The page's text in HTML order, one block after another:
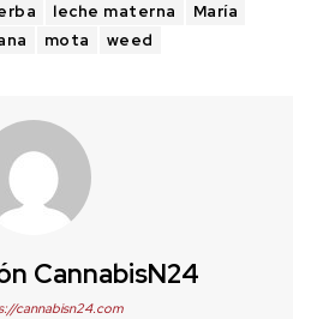
leche materna
María
mota weed
CannabisN24
cannabisn24.com